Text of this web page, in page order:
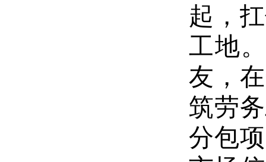
起，
工地
友，
筑劳
分包